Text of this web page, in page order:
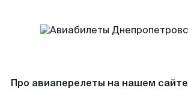
Про авиаперелеты на нашем сайте